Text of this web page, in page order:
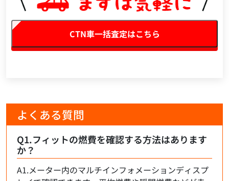
CTN車一括査定はこちら
よくある質問
Q1.フィットの燃費を確認する方法はあります
か？
A1.メーター内のマルチインフォメーションディスプ